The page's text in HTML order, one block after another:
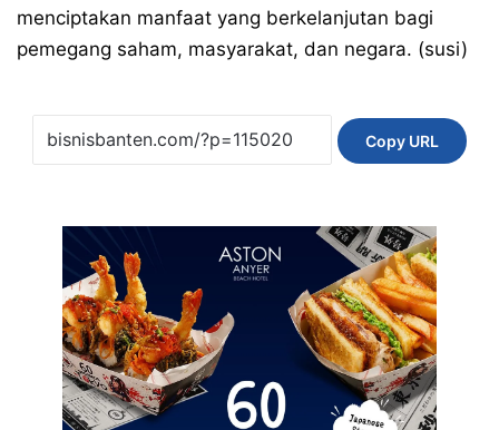
menciptakan manfaat yang berkelanjutan bagi
pemegang saham, masyarakat, dan negara. (susi)
Copy URL